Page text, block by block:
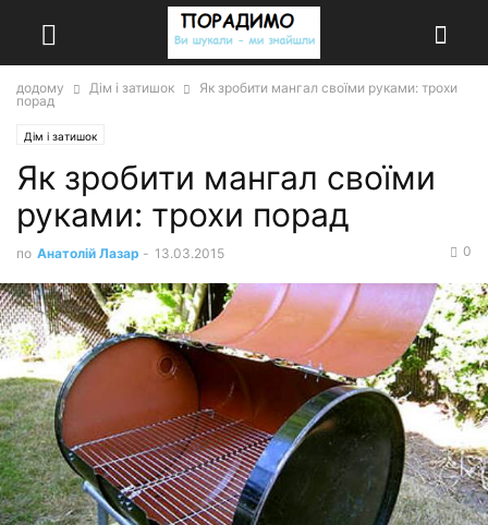
додому Дім і затишок
Як зробити мангал своїми руками: трохи
порад
Дім і затишок
Як зробити мангал своїми
руками: трохи порад
по Анатолій Лазар - 13.03.2015 0